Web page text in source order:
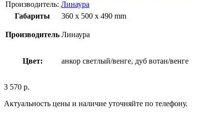
Производитель: Линаура
Габариты
360 x 500 x 490 mm
Производитель Линаура
Цвет: анкор светлый/венге, дуб вотан/венге
3 570 р.
Актуальность цены и наличие уточняйте по телефону.